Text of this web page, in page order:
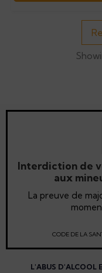
Interdiction de
aux
La preuve de
CODE DE LA
L'ABUS D'ALCOOL